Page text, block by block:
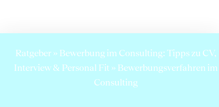
Ratgeber» Bewerbung im Consulting: Tipps zu CV,
Interview & Personal Fit » Bewerbungsverfahren im
Consulting